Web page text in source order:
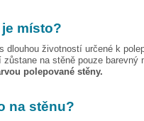
místo?
dlouhou životností určené k
zůstane na stěně pouze barevný
polepované stěny.
na stěnu?